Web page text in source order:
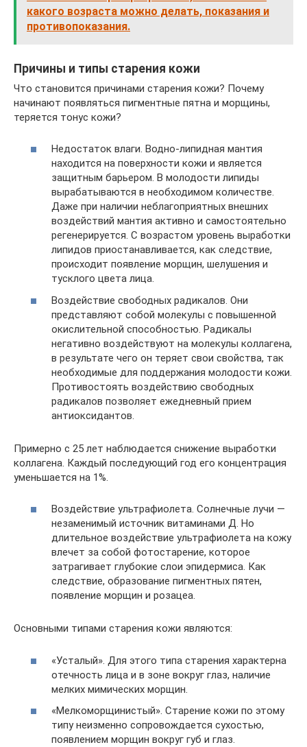
какого возраста можно делать, показания и
противопоказания.
Причины и типы старения кожи
Что становится причинами старения кожи? Почему
начинают появляться пигментные пятна и морщины,
теряется тонус кожи?
Недостаток влаги. Водно-липидная мантия
находится на поверхности кожи и является
защитным барьером. В молодости липиды
вырабатываются в необходимом количестве.
Даже при наличии неблагоприятных внешних
воздействий мантия активно и самостоятельно
регенерируется. С возрастом уровень выработки
липидов приостанавливается, как следствие,
происходит появление морщин, шелушения и
тусклого цвета лица.
Воздействие свободных радикалов. Они
представляют собой молекулы с повышенной
окислительной способностью. Радикалы
негативно воздействуют на молекулы коллагена,
в результате чего он теряет свои свойства, так
необходимые для поддержания молодости кожи.
Противостоять воздействию свободных
радикалов позволяет ежедневный прием
антиоксидантов.
Примерно с 25 лет наблюдается снижение выработки
коллагена. Каждый последующий год его концентрация
уменьшается на 1%.
Воздействие ультрафиолета. Солнечные лучи —
незаменимый источник витаминами Д. Но
длительное воздействие ультрафиолета на кожу
влечет за собой фотостарение, которое
затрагивает глубокие слои эпидермиса. Как
следствие, образование пигментных пятен,
появление морщин и розацеа.
Основными типами старения кожи являются:
«Усталый». Для этого типа старения характерна
отечность лица и в зоне вокруг глаз, наличие
мелких мимических морщин.
«Мелкоморщинистый». Старение кожи по этому
типу неизменно сопровождается сухостью,
появлением морщин вокруг губ и глаз.